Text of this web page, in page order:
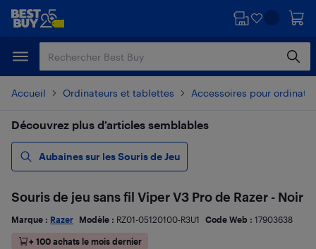
Passer
principal
Passer
Accueil Ordinateurs et tablettes Accessoires pour
Découvrez plus d’articles semblables
Aubaines sur les Souris de Jeu
Souris de jeu sans fil Viper V3 Pro de Razer - Noir
Marque : Razer Modèle : RZ01-05120100-R3U1 Code Web : 17903638
+ 100 achats le mois dernier